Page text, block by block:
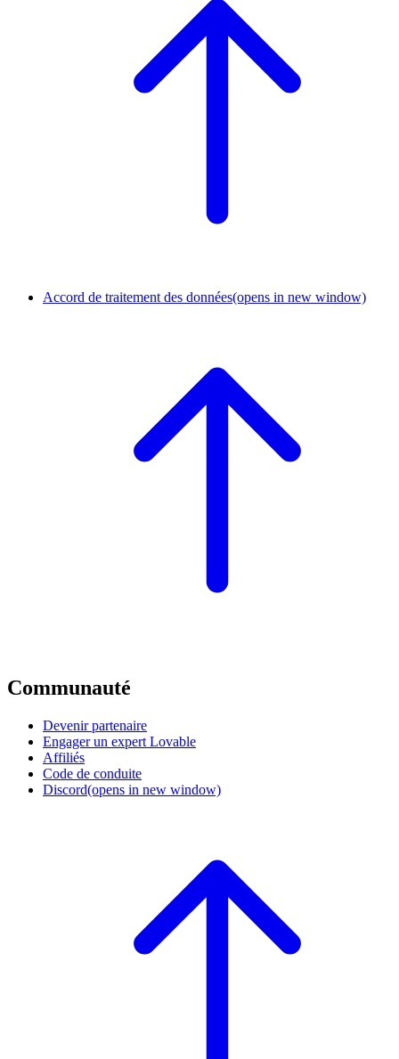
Accord de traitement des données(opens in new window)
Communauté
Devenir partenaire
Engager un expert Lovable
Affiliés
Code de conduite
Discord(opens in new window)